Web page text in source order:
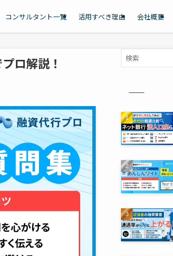
コンサルタント一覧 活用すべき理由 会社概要
ロ解説！